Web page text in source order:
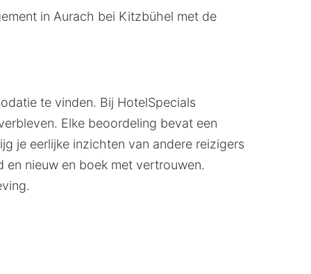
in Aurach bei Kitzbühel met de
te vinden. Bij HotelSpecials
Elke beoordeling bevat een
je eerlijke inzichten van andere reizigers
nieuw en boek met vertrouwen.